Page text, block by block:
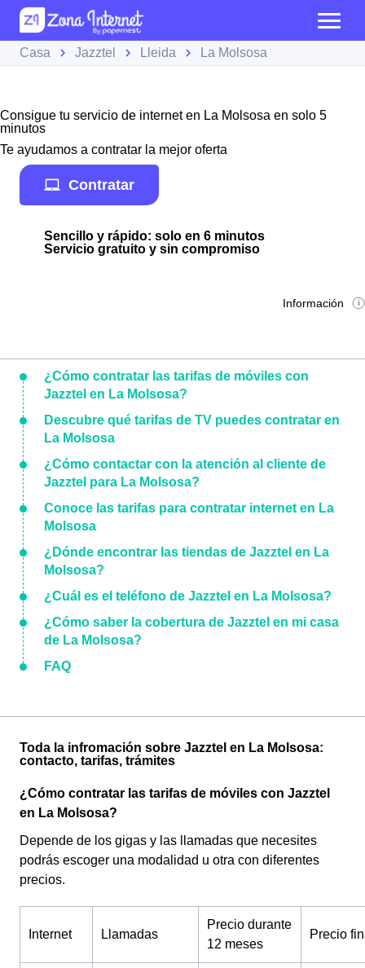
Casa Jazztel Lleida La Molsosa
Consigue tu servicio de internet en La Molsosa en solo 5
minutos
Te ayudamos a contratar la mejor oferta
Contratar
Sencillo y rápido: solo en 6 minutos
Servicio gratuito y sin compromiso
Información
¿Cómo contratar las tarifas de móviles con
Jazztel en La Molsosa?
Descubre qué tarifas de TV puedes contratar en
La Molsosa
¿Cómo contactar con la atención al cliente de
Jazztel para La Molsosa?
Conoce las tarifas para contratar internet en La
Molsosa
¿Dónde encontrar las tiendas de Jazztel en La
Molsosa?
¿Cuál es el teléfono de Jazztel en La Molsosa?
¿Cómo saber la cobertura de Jazztel en mi casa
de La Molsosa?
FAQ
Toda la infromación sobre Jazztel en La Molsosa:
contacto, tarifas, trámites
¿Cómo contratar las tarifas de móviles con Jazztel
en La Molsosa?
Depende de los gigas y las llamadas que necesites
podrás escoger una modalidad u otra con diferentes
precios.
Internet Llamadas
Precio durante
12 meses
Precio